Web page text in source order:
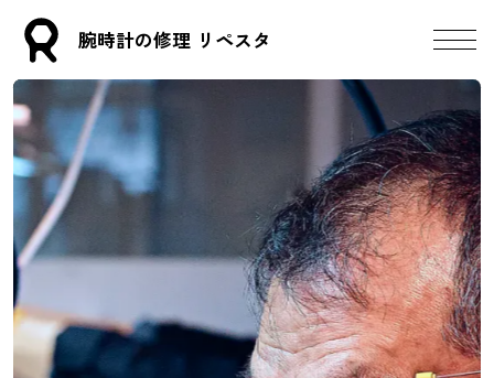
腕時計の修理 リペスタ
下請け時計修理のパートナーをお探しの方